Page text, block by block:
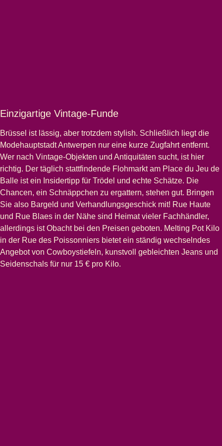
Einzigartige Vintage-Funde
Brüssel ist lässig, aber trotzdem stylish. Schließlich liegt die
Modehauptstadt Antwerpen nur eine kurze Zugfahrt entfernt.
Wer nach Vintage-Objekten und Antiquitäten sucht, ist hier
richtig. Der täglich stattfindende Flohmarkt am Place du Jeu de
Balle ist ein Insidertipp für Trödel und echte Schätze. Die
Chancen, ein Schnäppchen zu ergattern, stehen gut. Bringen
Sie also Bargeld und Verhandlungsgeschick mit! Rue Haute
und Rue Blaes in der Nähe sind Heimat vieler Fachhändler,
allerdings ist Obacht bei den Preisen geboten. Melting Pot Kilo
in der Rue des Poissonniers bietet ein ständig wechselndes
Angebot von Cowboystiefeln, kunstvoll gebleichten Jeans und
Seidenschals für nur 15 € pro Kilo.